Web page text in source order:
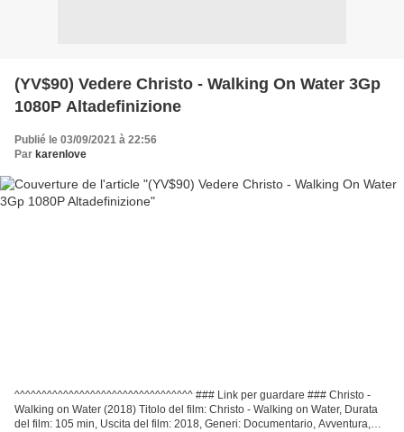
(YV$90) Vedere Christo - Walking On Water 3Gp
1080P Altadefinizione
Publié le 03/09/2021 à 22:56
Par karenlove
^^^^^^^^^^^^^^^^^^^^^^^^^^^^^^^^^ ### Link per guardare ### Christo -
Walking on Water (2018) Titolo del film: Christo - Walking on Water, Durata
del film: 105 min, Uscita del film: 2018, Generi: Documentario, Avventura,